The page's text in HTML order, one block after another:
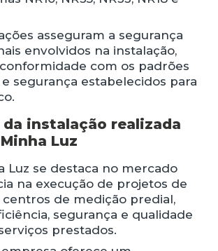
asseguram a segurança
envolvidos na instalação,
com os padrões
segurança estabelecidos para
instalação realizada
Luz
Luz se destaca no mercado
na execução de projetos de
centros de medição predial,
segurança e qualidade
prestados.